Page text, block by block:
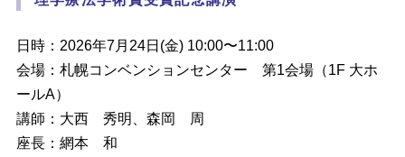
日時：2026年7月24日(金) 10:00〜11:00
会場：札幌コンベンションセンター 第1会場（1F 大ホ
ールA）
講師：大西 秀明、森岡 周
座長：網本 和